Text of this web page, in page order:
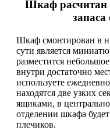
Шкаф расчитан
Шкаф смонтирован в
сути является
разместится
внутри достаточно
используете
находятся две узких
ящиками, в
отделении шкафа
плечиков.